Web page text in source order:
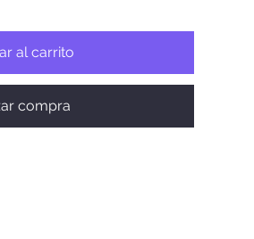
al carrito
compra